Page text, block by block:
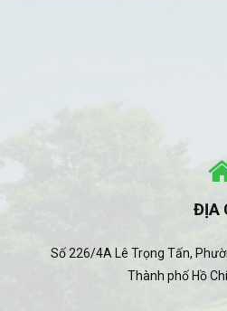
ĐỊA
Số 226/4A Lê Trọng Tấn,
Thành phố Hồ